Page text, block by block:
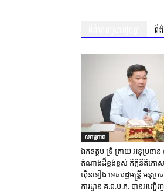
ព័
សកម្មភាព
ឯកឧត្តម ទ្រី ត្រាយ អនុប្រធា
តំណាងដ៏ខ្ពង់ខ្ពស់ កិត្តិនីតិក
យ៉ិនទៀង ទេសរដ្ឋមន្ត្រី អនុប្រ
ការដ្ឋាន គ.ជ.ប.ភ. បានអញ្ជ